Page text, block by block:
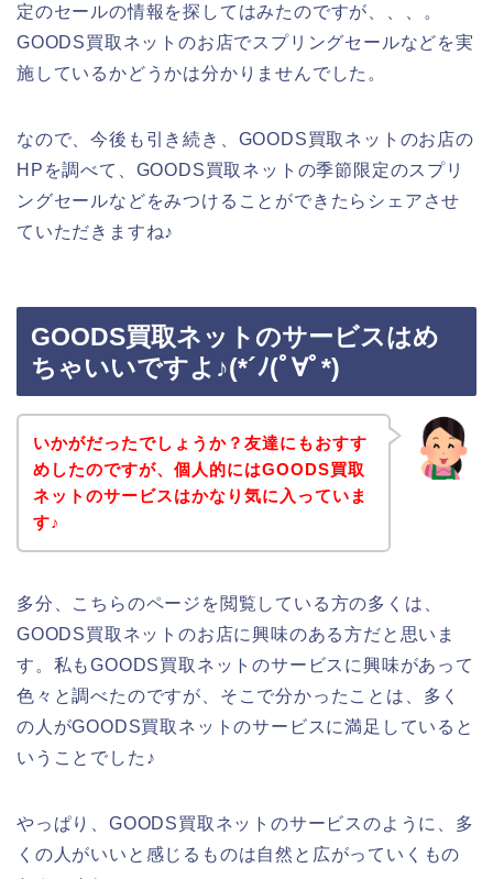
定のセールの情報を探してはみたのですが、、、。
GOODS買取ネットのお店でスプリングセールなどを実
施しているかどうかは分かりませんでした。
なので、今後も引き続き、GOODS買取ネットのお店の
HPを調べて、GOODS買取ネットの季節限定のスプリ
ングセールなどをみつけることができたらシェアさせ
ていただきますね♪
GOODS買取ネットのサービスはめ
ちゃいいですよ♪(*´ﾉ(ﾟ∀ﾟ*)
いかがだったでしょうか？友達にもおすす
めしたのですが、個人的にはGOODS買取
ネットのサービスはかなり気に入っていま
す♪
多分、こちらのページを閲覧している方の多くは、
GOODS買取ネットのお店に興味のある方だと思いま
す。私もGOODS買取ネットのサービスに興味があって
色々と調べたのですが、そこで分かったことは、多く
の人がGOODS買取ネットのサービスに満足していると
いうことでした♪
やっぱり、GOODS買取ネットのサービスのように、多
くの人がいいと感じるものは自然と広がっていくもの